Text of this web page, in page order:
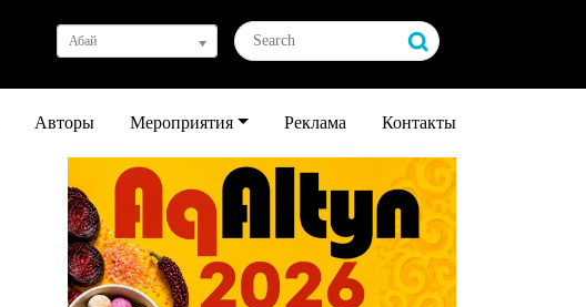
Абай
Авторы Мероприятия Реклама Контакты